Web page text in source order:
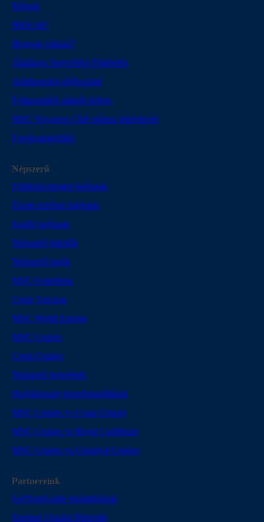
Rólunk
Miért mi?
Hogyan válassz?
Általános Szerződési Feltételek
Adatkezelési tájékoztató
Felhasználói adatok törlése
MSC Voyagers Club státusz lekérdezés
Forrásmegjelölés
Népszerű
Földközi-tengeri hajóutak
Észak-európai hajóutak
Karibi hajóutak
Népszerű kikötők
Népszerű hajók
MSC Grandiosa
Costa Toscana
MSC World Europa
MSC Cruises
Costa Cruises
Népszerű keresések
Hajótársaság összehasonlítások
MSC Cruises vs Costa Cruises
MSC Cruises vs Royal Caribbean
MSC Cruises vs Celestyal Cruises
Partnereink
GetYourGuide kirándulások
Európai Utazási Biztosító